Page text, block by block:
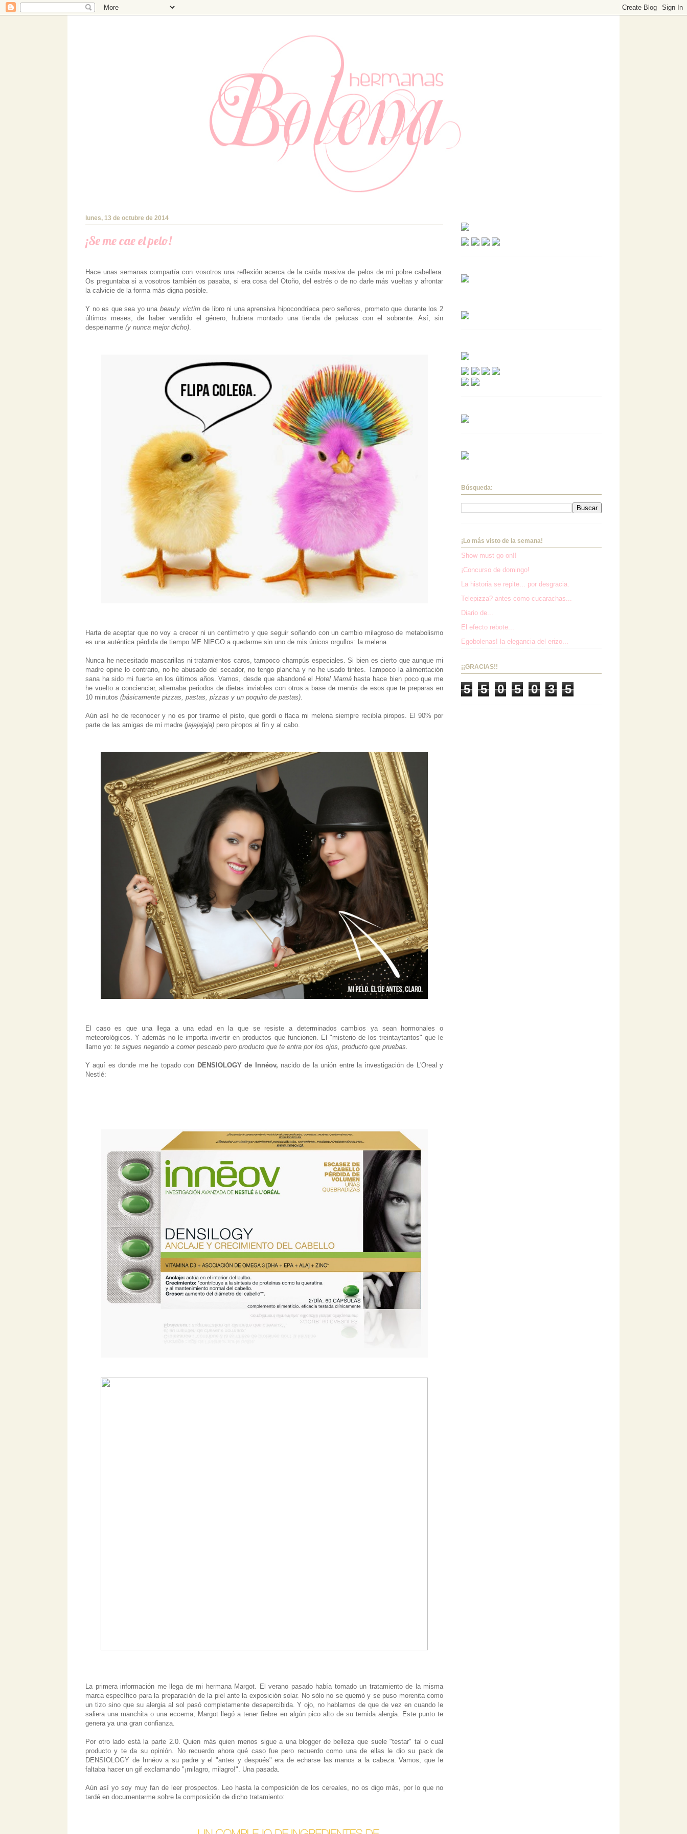
Estudio de diseño con TIENDA ONLINE propia. Especializados en bodas y eventos, también tenemos un apartado dedicado a decoración. Visítanos, ¡te
lunes, 13 de octubre de 2014
¡Se me cae el pelo!
Hace unas semanas compartía con vosotros una reflexión acerca de la caída masiva de pelos de mi pobre cabellera.
Os preguntaba si a vosotros también os pasaba, si era cosa del Otoño, del estrés o de no darle más vueltas y afrontar
la calvicie de la forma más digna posible.
Y no es que sea yo una beauty victimde libro ni una aprensiva hipocondríaca pero señores, prometo que durante los 2
últimos meses, de haber vendido el género, hubiera montado una tienda de pelucas con el sobrante. Así, sin
despeinarme (y nunca mejor dicho)
Harta de aceptar que no voy a crecer ni un centímetro y que seguir soñando con un cambio milagroso de metabolismo
es una auténtica pérdida de tiempo ME NIEGO a quedarme sin uno de mis únicos orgullos: la melena.
Nunca he necesitado mascarillas ni tratamientos caros, tampoco champús especiales. Si bien es cierto que aunque mi
madre opine lo contrario, no he abusado del secador, no tengo plancha y no he usado tintes. Tampoco la alimentación
sana ha sido mi fuerte en los últimos años. Vamos, desde que abandoné el Hotel Mamáhasta hace bien poco que me
he vuelto a concienciar, alternaba periodos de dietas inviables con otros a base de menús de esos que te preparas en
10 minutos (básicamente pizzas, pastas, pizzas y un poquito de pastas)
Aún así he de reconocer y no es por tirarme el pisto, que gordi o flaca mi melena siempre recibía piropos. El 90% por
parte de las amigas de mi madre (jajajajaja) pero piropos al fin y al cabo.
El caso es que una llega a una edad en la que se resiste a determinados cambios ya sean hormonales o
meteorológicos. Y además no le importa invertir en productos que funcionen. El "misterio de los treintaytantos" que le
llamo yo: te sigues negando a comer pescado pero producto que te entra por los ojos, producto que pruebas.
Y aquí es donde me he topado con DENSIOLOGY de Innéov, nacido de la unión entre la investigación de L'Oreal y
Nestlé:
La primera información me llega de mi hermana Margot. El verano pasado había tomado un tratamiento de la misma
marca específico para la preparación de la piel ante la exposición solar. No sólo no se quemó y se puso morenita como
un tizo sino que su alergia al sol pasó completamente desapercibida. Y ojo, no hablamos de que de vez en cuando le
saliera una manchita o una eccema; Margot llegó a tener fiebre en algún pico alto de su temida alergia. Este punto te
genera ya una gran confianza.
Por otro lado está la parte 2.0. Quien más quien menos sigue a una blogger de belleza que suele "testar" tal o cual
producto y te da su opinión. No recuerdo ahora qué caso fue pero recuerdo como una de ellas le dio su pack de
DENSIOLOGY de Innéov a su padre y el "antes y después" era de echarse las manos a la cabeza. Vamos, que le
faltaba hacer un gif exclamando "¡milagro, milagro!". Una pasada.
Aún así yo soy muy fan de leer prospectos. Leo hasta la composición de los cereales, no os digo más, por lo que no
tardé en documentarme sobre la composición de dicho tratamiento:
Búsqueda:
¡Lo más visto de la semana!
Show must go on!!
¡Concurso de domingo!
La historia se repite... por desgracia.
Telepizza? antes como cucarachas...
Diario de...
El efecto rebote...
Egobolenas! la elegancia del erizo...
¡¡GRACIAS!!
5 5 0 5 0 3 5